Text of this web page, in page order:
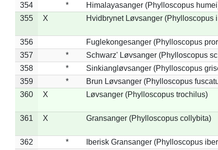
354 *
Himalayasanger (Phylloscopus
355
X Hvidbrynet Løvsanger (Phylloscopus
356
Fuglekongesanger (Phylloscopus
357
*
Schwarz' Løvsanger (Phylloscopus
358
*
Sinkiangløvsanger (Phylloscopus
359
*
Brun Løvsanger (Phylloscopus
360
X Løvsanger (Phylloscopus trochilus)
361 X Gransanger (Phylloscopus collybita)
362 *
Iberisk Gransanger (Phylloscopus